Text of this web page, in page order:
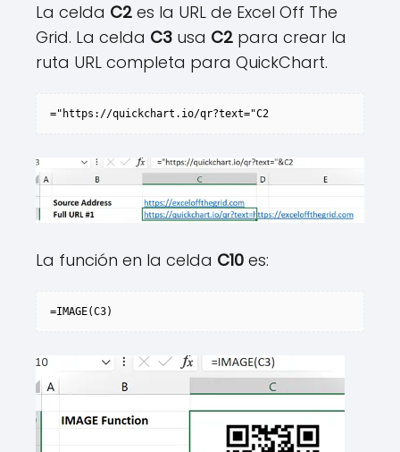
La celda C2 es la URL de Excel Off The
Grid. La celda C3 usa C2 para crear la
ruta URL completa para QuickChart.
="https://quickchart.io/qr?text="C2
La función en la celda C10 es:
=IMAGE(C3)